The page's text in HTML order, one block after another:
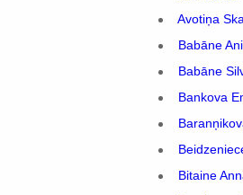
Avotiņa
Babāne
Babāne
Bankova
Bitaine